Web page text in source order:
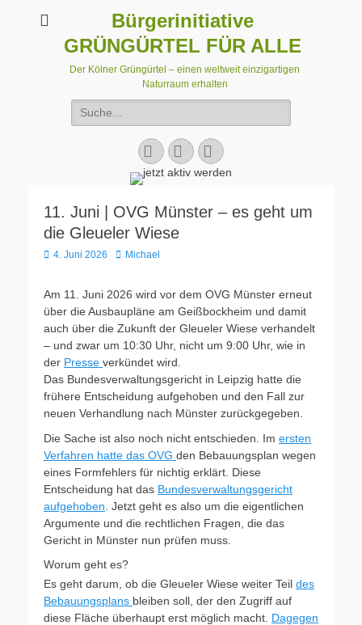
Bürgerinitiative
GRÜNGÜRTEL FÜR ALLE
Der Kölner Grüngürtel – einen weltweit einzigartigen
Naturraum erhalten
Suchen
nach:
Facebook
E-
Mail
Instagram
11. Juni | OVG Münster – es geht um
die Gleueler Wiese
Veröffentlicht
4. Juni 2026 AutorMichael
Am 11. Juni 2026 wird vor dem OVG Münster erneut
über die Ausbaupläne am Geißbockheim und damit
auch über die Zukunft der Gleueler Wiese verhandelt
– und zwar um 10:30 Uhr, nicht um 9:00 Uhr, wie in
der Presse verkündet wird.
Das Bundesverwaltungsgericht in Leipzig hatte die
frühere Entscheidung aufgehoben und den Fall zur
neuen Verhandlung nach Münster zurückgegeben.
Die Sache ist also noch nicht entschieden. Im ersten
Verfahren hatte das OVG den Bebauungsplan wegen
eines Formfehlers für nichtig erklärt. Diese
Entscheidung hat das Bundesverwaltungsgericht
aufgehoben . Jetzt geht es also um die eigentlichen
Argumente und die rechtlichen Fragen, die das
Gericht in Münster nun prüfen muss.
Worum geht es?
Es geht darum, ob die Gleueler Wiese weiter Teil des
Bebauungsplans bleiben soll, der den Zugriff auf
diese Fläche überhaupt erst möglich macht. Dagegen